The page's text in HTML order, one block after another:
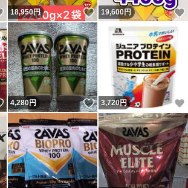
いいね！
18,950円 いいね！
19,600円
いいね！
4,280円 いいね！
3,720円